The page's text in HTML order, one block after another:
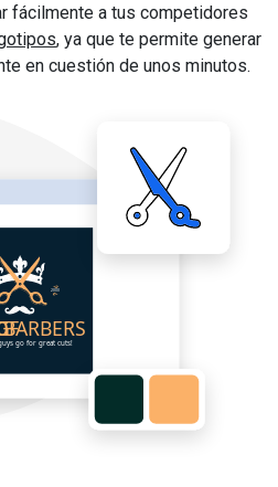
fácilmente a tus competidores
, ya que te permite generar
en cuestión de unos minutos.